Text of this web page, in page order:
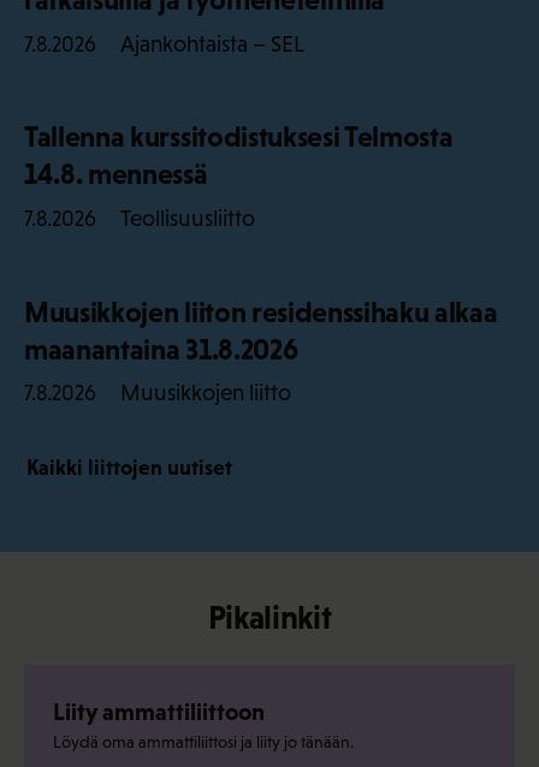
7.8.2026 Ajankohtaista – SEL
Tallenna kurssitodistuksesi Telmosta
14.8. mennessä
7.8.2026 Teollisuusliitto
Muusikkojen liiton residenssihaku alkaa
maanantaina 31.8.2026
7.8.2026 Muusikkojen liitto
Kaikki liittojen uutiset
Pikalinkit
Liity ammattiliittoon
Löydä oma ammattiliittosi ja liity jo tänään.